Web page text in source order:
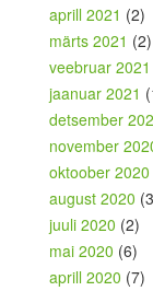
aprill 2021 (2)
märts 2021 (2)
veebruar 2021
jaanuar 2021
detsember
november
oktoober 2020
august 2020
juuli 2020 (2)
mai 2020 (6)
aprill 2020 (7)